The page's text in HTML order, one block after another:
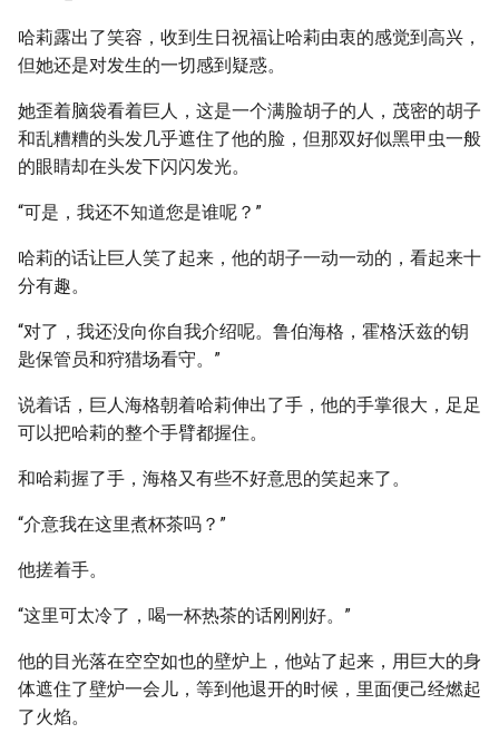
哈莉露出了笑容，收到生日祝福让哈莉由衷的感觉到高兴，
但她还是对发生的一切感到疑惑。
她歪着脑袋看着巨人，这是一个满脸胡子的人，茂密的胡子
和乱糟糟的头发几乎遮住了他的脸，但那双好似黑甲虫一般
的眼睛却在头发下闪闪发光。
“可是，我还不知道您是谁呢？”
哈莉的话让巨人笑了起来，他的胡子一动一动的，看起来十
分有趣。
“对了，我还没向你自我介绍呢。鲁伯海格，霍格沃兹的钥
匙保管员和狩猎场看守。”
说着话，巨人海格朝着哈莉伸出了手，他的手掌很大，足足
可以把哈莉的整个手臂都握住。
和哈莉握了手，海格又有些不好意思的笑起来了。
“介意我在这里煮杯茶吗？”
他搓着手。
“这里可太冷了，喝一杯热茶的话刚刚好。”
他的目光落在空空如也的壁炉上，他站了起来，用巨大的身
体遮住了壁炉一会儿，等到他退开的时候，里面便己经燃起
了火焰。